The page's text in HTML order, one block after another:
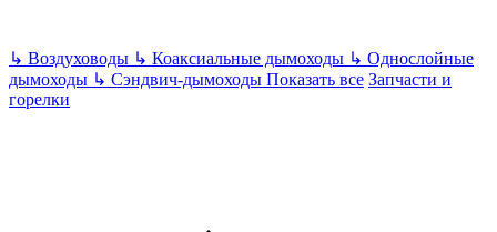
↳ Воздуховоды ↳ Коаксиальные дымоходы ↳ Однослойные
дымоходы ↳ Сэндвич-дымоходы Показать все Запчасти и
горелки